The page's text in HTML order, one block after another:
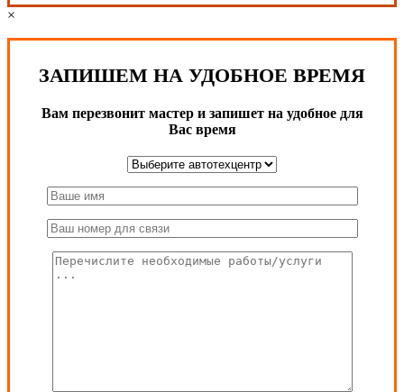
×
ЗАПИШЕМ НА УДОБНОЕ ВРЕМЯ
Вам перезвонит мастер и запишет на удобное для
Вас время